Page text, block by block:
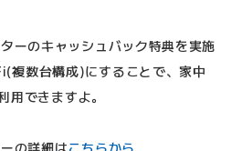
ーのキャッシュバック特典を実施
複数台構成)にすることで、家中
用できますよ。